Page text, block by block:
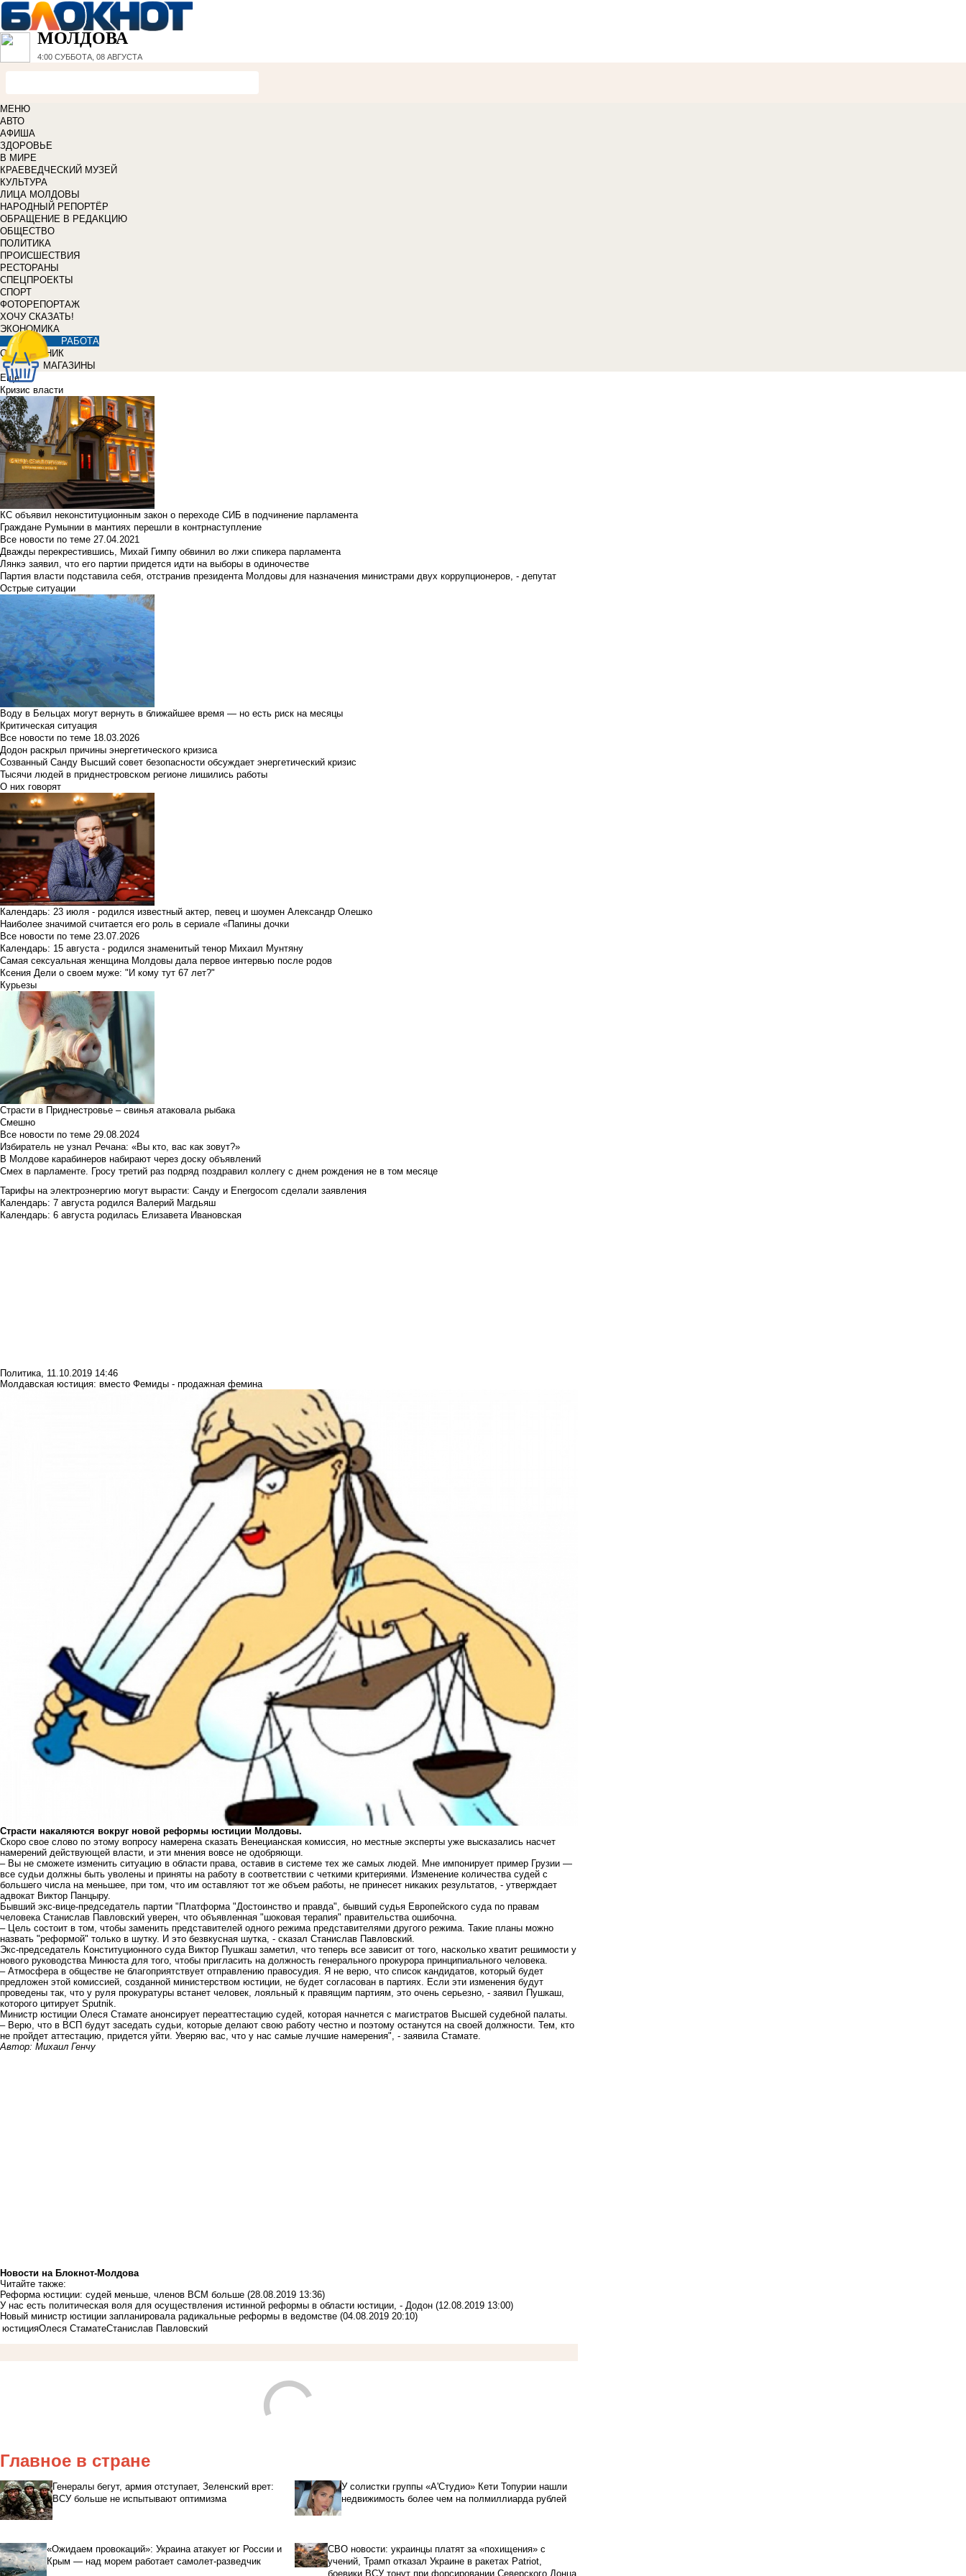
МОЛДОВА
4:00 СУББОТА, 08 АВГУСТА
МЕНЮ
АВТО
АФИША
ЗДОРОВЬЕ
В МИРЕ
КРАЕВЕДЧЕСКИЙ МУЗЕЙ
КУЛЬТУРА
ЛИЦА МОЛДОВЫ
НАРОДНЫЙ РЕПОРТЁР
ОБРАЩЕНИЕ В РЕДАКЦИЮ
ОБЩЕСТВО
ПОЛИТИКА
ПРОИСШЕСТВИЯ
РЕСТОРАНЫ
СПЕЦПРОЕКТЫ
СПОРТ
ФОТОРЕПОРТАЖ
ХОЧУ СКАЗАТЬ!
ЭКОНОМИКА
РАБОТА
СПРАВОЧНИК
МАГАЗИНЫ
Еще
Кризис власти
КС объявил неконституционным закон о переходе СИБ в подчинение парламента
Граждане Румынии в мантиях перешли в контрнаступление
Все новости по теме 27.04.2021
Дважды перекрестившись, Михай Гимпу обвинил во лжи спикера парламента
Лянкэ заявил, что его партии придется идти на выборы в одиночестве
Партия власти подставила себя, отстранив президента Молдовы для назначения министрами двух коррупционеров, - депутат
Острые ситуации
Воду в Бельцах могут вернуть в ближайшее время — но есть риск на месяцы
Критическая ситуация
Все новости по теме 18.03.2026
Додон раскрыл причины энергетического кризиса
Созванный Санду Высший совет безопасности обсуждает энергетический кризис
Тысячи людей в приднестровском регионе лишились работы
О них говорят
Календарь: 23 июля - родился известный актер, певец и шоумен Александр Олешко
Наиболее значимой считается его роль в сериале «Папины дочки
Все новости по теме 23.07.2026
Календарь: 15 августа - родился знаменитый тенор Михаил Мунтяну
Самая сексуальная женщина Молдовы дала первое интервью после родов
Ксения Дели о своем муже: "И кому тут 67 лет?"
Курьезы
Страсти в Приднестровье – свинья атаковала рыбака
Смешно
Все новости по теме 29.08.2024
Избиратель не узнал Речана: «Вы кто, вас как зовут?»
В Молдове карабинеров набирают через доску объявлений
Смех в парламенте. Гросу третий раз подряд поздравил коллегу с днем рождения не в том месяце
Тарифы на электроэнергию могут вырасти: Санду и Energocom сделали заявления
Календарь: 7 августа родился Валерий Магдьяш
Календарь: 6 августа родилась Елизавета Ивановская
Политика, 11.10.2019 14:46
Молдавская юстиция: вместо Фемиды - продажная фемина
Страсти накаляются вокруг новой реформы юстиции Молдовы.
Скоро свое слово по этому вопросу намерена сказать Венецианская комиссия, но местные эксперты уже высказались насчет
намерений действующей власти, и эти мнения вовсе не одобряющи.
– Вы не сможете изменить ситуацию в области права, оставив в системе тех же самых людей. Мне импонирует пример Грузии —
все судьи должны быть уволены и приняты на работу в соответствии с четкими критериями. Изменение количества судей с
большего числа на меньшее, при том, что им оставляют тот же объем работы, не принесет никаких результатов, - утверждает
адвокат Виктор Панцыру.
Бывший экс-вице-председатель партии "Платформа "Достоинство и правда", бывший судья Европейского суда по правам
человека Станислав Павловский уверен, что объявленная "шоковая терапия" правительства ошибочна.
– Цель состоит в том, чтобы заменить представителей одного режима представителями другого режима. Такие планы можно
назвать "реформой" только в шутку. И это безвкусная шутка, - сказал Станислав Павловский.
Экс-председатель Конституционного суда Виктор Пушкаш заметил, что теперь все зависит от того, насколько хватит решимости у
нового руководства Минюста для того, чтобы пригласить на должность генерального прокурора принципиального человека.
– Атмосфера в обществе не благоприятствует отправлению правосудия. Я не верю, что список кандидатов, который будет
предложен этой комиссией, созданной министерством юстиции, не будет согласован в партиях. Если эти изменения будут
проведены так, что у руля прокуратуры встанет человек, лояльный к правящим партиям, это очень серьезно, - заявил Пушкаш,
которого цитирует Sputnik.
Министр юстиции Олеся Стамате анонсирует переаттестацию судей, которая начнется с магистратов Высшей судебной палаты.
– Верю, что в ВСП будут заседать судьи, которые делают свою работу честно и поэтому останутся на своей должности. Тем, кто
не пройдет аттестацию, придется уйти. Уверяю вас, что у нас самые лучшие намерения", - заявила Стамате.
Автор: Михаил Генчу
Новости на Блoкнoт-Молдова
Читайте также:
Реформа юстиции: судей меньше, членов ВСМ больше (28.08.2019 13:36)
У нас есть политическая воля для осуществления истинной реформы в области юстиции, - Додон (12.08.2019 13:00)
Новый министр юстиции запланировала радикальные реформы в ведомстве (04.08.2019 20:10)
юстицияОлеся СтаматеСтанислав Павловский
Главное в стране
Генералы бегут, армия отступает, Зеленский врет:
ВСУ больше не испытывают оптимизма
У солистки группы «А'Студио» Кети Топурии нашли
недвижимость более чем на полмиллиарда рублей
«Ожидаем провокаций»: Украина атакует юг России и
Крым — над морем работает самолет-разведчик
СВО новости: украинцы платят за «похищения» с
учений, Трамп отказал Украине в ракетах Patriot,
боевики ВСУ тонут при форсировании Северского Донца